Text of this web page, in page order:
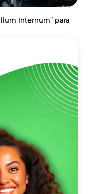
Internum” para